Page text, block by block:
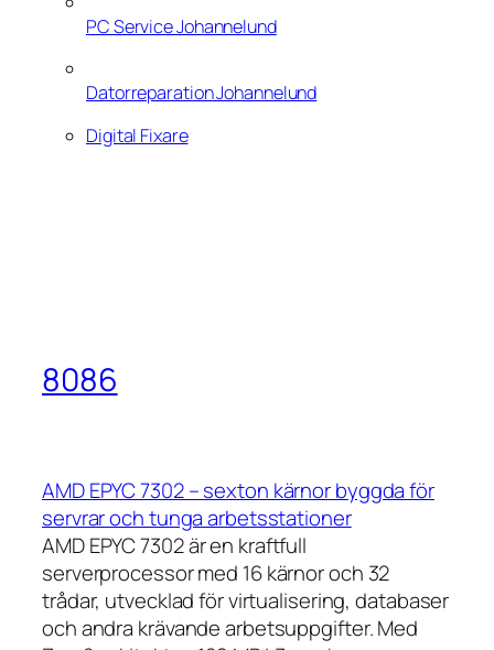
PC Service Johannelund
Datorreparation Johannelund
Digital Fixare
8086
AMD EPYC 7302 – sexton kärnor byggda för
servrar och tunga arbetsstationer
AMD EPYC 7302 är en kraftfull
serverprocessor med 16 kärnor och 32
trådar, utvecklad för virtualisering, databaser
och andra krävande arbetsuppgifter. Med